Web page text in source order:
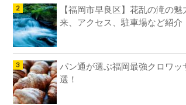
【福岡市早良区】花乱の滝の魅
来、アクセス、駐車場など紹介
パン通が選ぶ福岡最強クロワッ
選！